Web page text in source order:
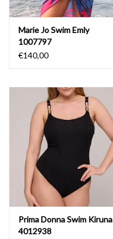
Marie Jo Swim Emly
1007797
€140,00
Prima Donna Swim Kiruna
4012938